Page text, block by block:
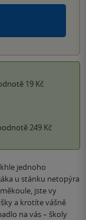
19 Kč
249 Kč
jednoho
u stánku netopýra
jste vy
a krotíte vášně
na vás – školy